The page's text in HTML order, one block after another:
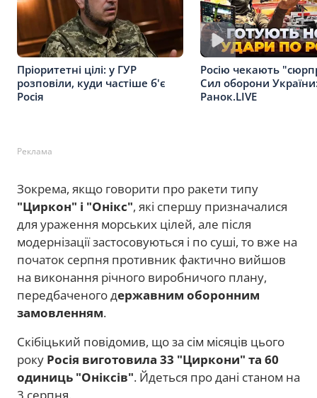
Пріоритетні цілі: у ГУР
розповіли, куди частіше б'є
Росія
Росію чекають
Сил оборони
Ранок.LIVE
Реклама
Зокрема, якщо говорити про ракети типу
"Циркон" і "Онікс", які спершу призначалися
для ураження морських цілей, але після
модернізації застосовуються і по суші, то вже на
початок серпня противник фактично вийшов
на виконання річного виробничого плану,
передбаченого державним оборонним
замовленням.
Скібіцький повідомив, що за сім місяців цього
року Росія виготовила 33 "Циркони" та 60
одиниць "Оніксів". Йдеться про дані станом на